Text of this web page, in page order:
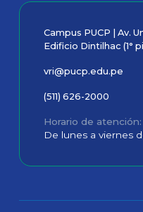
Campus PUCP | Av.
Edificio Dintilhac (1°
vri@pucp.edu.pe
(511) 626-2000
Horario de atención
De lunes a viernes